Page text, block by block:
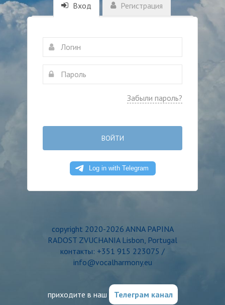
Вход Регистрация
Забыли пароль?
ВОЙТИ
copyright 2020-2026 ANNA PAPINA
RADOST ZVUCHANIA Lisbon, Portugal
контакты: +351 915 223075 /
info@vocalharmony.eu
приходите в наш Телеграм канал